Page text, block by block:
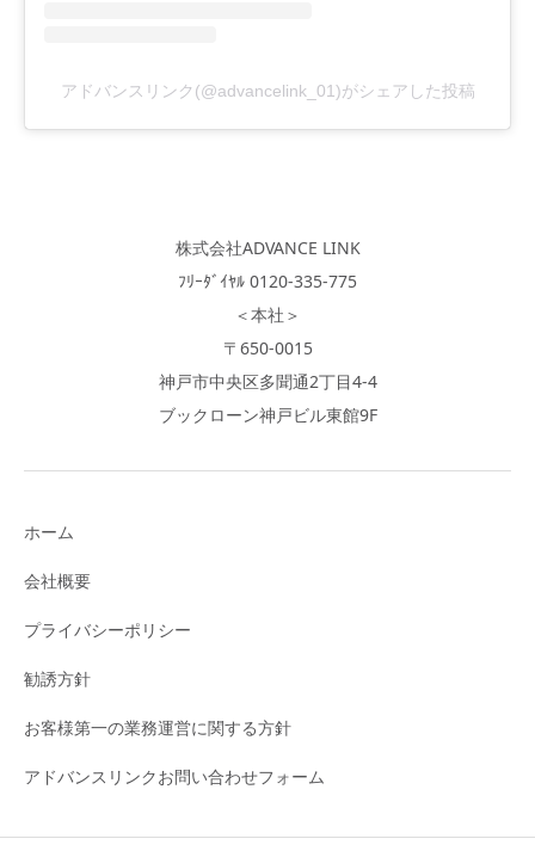
アドバンスリンク(@advancelink_01)がシェアした投稿
株式会社ADVANCE LINK
ﾌﾘｰﾀﾞｲﾔﾙ 0120-335-775
＜本社＞
〒650-0015
神戸市中央区多聞通2丁目4-4
ブックローン神戸ビル東館9F
ホーム
会社概要
プライバシーポリシー
勧誘方針
お客様第一の業務運営に関する方針
アドバンスリンクお問い合わせフォーム